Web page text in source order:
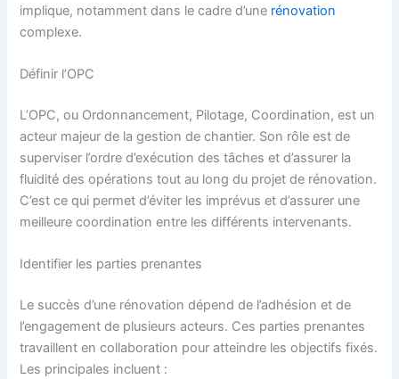
implique, notamment dans le cadre d’une rénovation
complexe.
Définir l’OPC
L’OPC, ou Ordonnancement, Pilotage, Coordination, est un
acteur majeur de la gestion de chantier. Son rôle est de
superviser l’ordre d’exécution des tâches et d’assurer la
fluidité des opérations tout au long du projet de rénovation.
C’est ce qui permet d’éviter les imprévus et d’assurer une
meilleure coordination entre les différents intervenants.
Identifier les parties prenantes
Le succès d’une rénovation dépend de l’adhésion et de
l’engagement de plusieurs acteurs. Ces parties prenantes
travaillent en collaboration pour atteindre les objectifs fixés.
Les principales incluent :